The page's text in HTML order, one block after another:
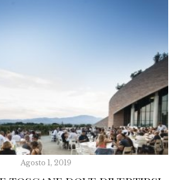
Agosto 1, 2019